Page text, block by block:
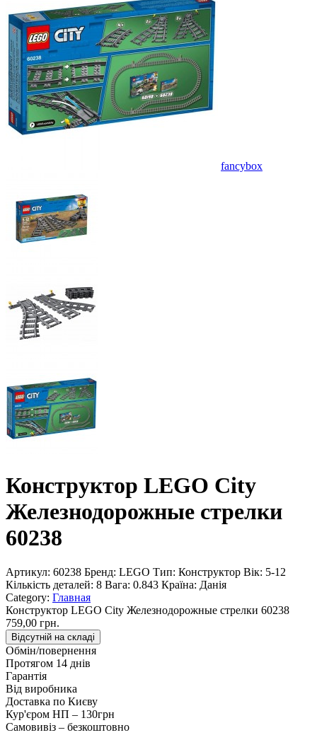
fancybox
Конструктор LEGO City
Железнодорожные стрелки
60238
Артикул: 60238 Бренд: LEGO Тип: Конструктор Вік: 5-12
Кількість деталей: 8 Вага: 0.843 Країна: Данія
Category: Главная
Конструктор LEGO City Железнодорожные стрелки 60238
759,00 грн.
Відсутній на складі
Обмін/повернення
Протягом 14 днів
Гарантія
Від виробника
Доставка по Києву
Кур'єром НП – 130грн
Самовивіз – безкоштовно